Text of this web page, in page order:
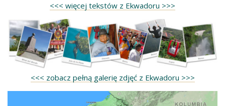
<<< więcej tekstów z Ekwadoru >>>
<<< zobacz pełną galerię zdjęć z Ekwadoru >>>